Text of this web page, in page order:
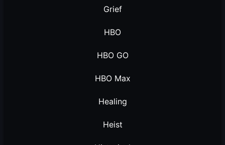
Grief
HBO
HBO GO
HBO Max
Healing
Heist